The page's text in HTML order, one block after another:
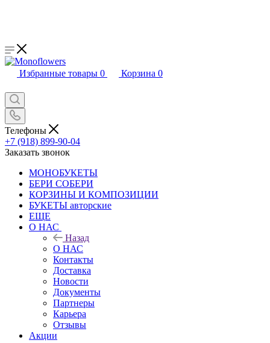
Избранные товары 0 Корзина 0
Телефоны
+7 (918) 899-90-04
Заказать звонок
МОНОБУКЕТЫ
БЕРИ СОБЕРИ
КОРЗИНЫ И КОМПОЗИЦИИ
БУКЕТЫ авторские
ЕЩЕ
О НАС
Назад
О НАС
Контакты
Доставка
Новости
Документы
Партнеры
Карьера
Отзывы
Акции